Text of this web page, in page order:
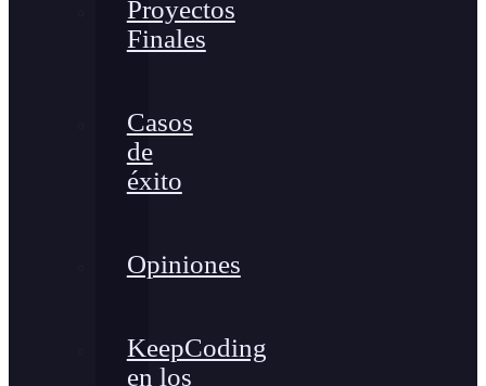
Proyectos
Finales
Casos
de
éxito
Opiniones
KeepCoding
en los